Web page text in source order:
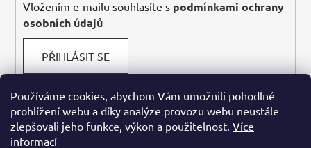
Používáme cookies, abychom Vám umožnili pohodlné
prohlížení webu a díky analýze provozu webu neustále
zlepšovali jeho funkce, výkon a použitelnost. Více
informací
Vložením e-mailu souhlasíte s podmínkami ochrany
osobních údajů
PŘIHLÁSIT SE
Facebook